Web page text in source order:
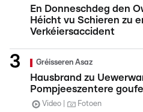
En Donneschdeg den
Héicht vu Schieren zu
Verkéiersaccident
Gréisseren Asaz
Hausbrand zu
Pompjeeszentere
Video Fotoen